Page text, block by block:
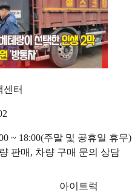
센터
~ 18:00(주말 및 공휴일 휴무)
판매, 차량 구매 문의 상담
아이트럭